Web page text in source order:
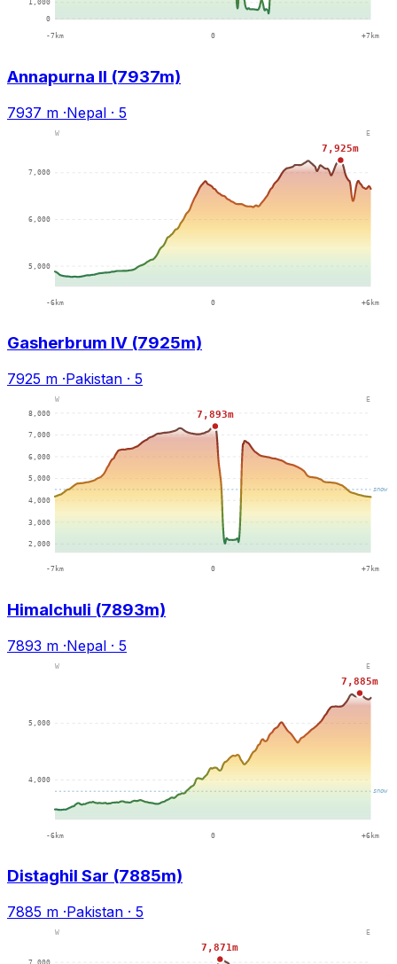
Annapurna II (7937m)
7937 m ·Nepal · 5
Gasherbrum IV (7925m)
7925 m ·Pakistan · 5
Himalchuli (7893m)
7893 m ·Nepal · 5
Distaghil Sar (7885m)
7885 m ·Pakistan · 5